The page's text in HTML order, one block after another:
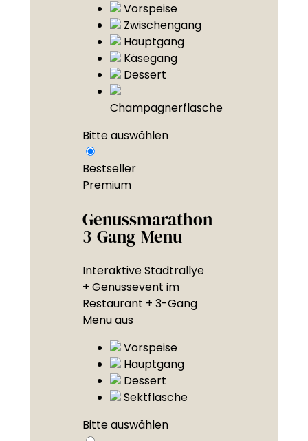
Vorspeise
Zwischengang
Hauptgang
Käsegang
Dessert
Champagnerflasche
Bitte auswählen
Bestseller
Premium
Genussmarathon
3-Gang-Menu
Interaktive Stadtrallye
+ Genussevent im
Restaurant + 3-Gang
Menu aus
Vorspeise
Hauptgang
Dessert
Sektflasche
Bitte auswählen